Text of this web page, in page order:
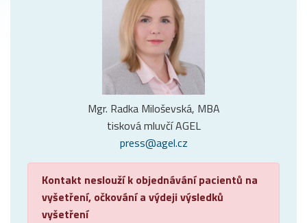
Mgr. Radka Miloševská, MBA
tisková mluvčí AGEL
press@agel.cz
Kontakt neslouží k objednávání pacientů na
vyšetření, očkování a výdeji výsledků
vyšetření